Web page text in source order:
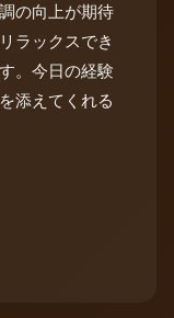
の向上が期待
ラックスでき
。今日の経験
添えてくれる